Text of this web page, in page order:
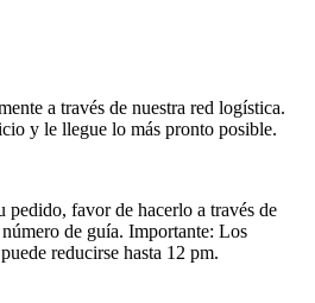
a través de nuestra red logística.
y le llegue lo más pronto posible.
pedido, favor de hacerlo a través de
de guía. Importante: Los
reducirse hasta 12 pm.